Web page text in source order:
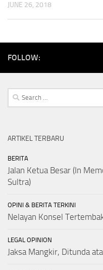
JUNE 26, 2018
FOLLOW:
Search
for:
ARTIKEL TERBARU
BERITA
Jalan Ketua Besar (In
Sultra)
OPINI & BERITA TERKINI
Nelayan Konsel
LEGAL OPINION
Jaksa Mangkir, Ditunda